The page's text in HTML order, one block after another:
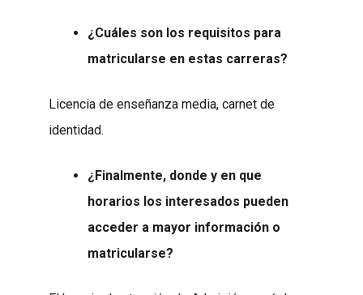
¿Cuáles son los requisitos para
matricularse en estas carreras?
Licencia de enseñanza media, carnet de
identidad.
¿Finalmente, donde y en que
horarios los interesados pueden
acceder a mayor información o
matricularse?